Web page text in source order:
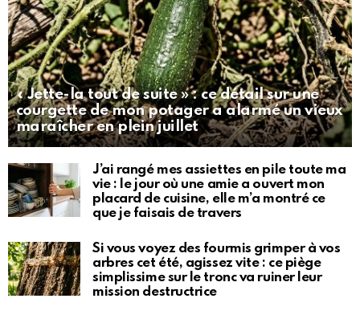
« Jette-la tout de suite » : ce détail sur une
courgette de mon potager a alarmé un vieux
maraîcher en plein juillet
J’ai rangé mes assiettes en pile toute ma
vie : le jour où une amie a ouvert mon
placard de cuisine, elle m’a montré ce
que je faisais de travers
Si vous voyez des fourmis grimper à vos
arbres cet été, agissez vite : ce piège
simplissime sur le tronc va ruiner leur
mission destructrice